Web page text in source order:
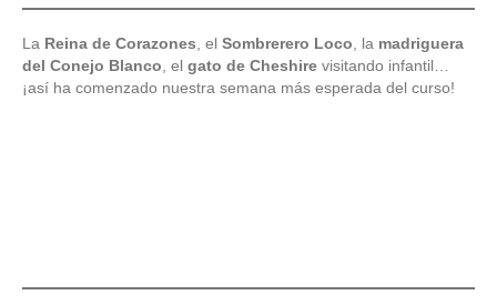
La Reina de Corazones , el Sombrerero Loco , la madriguera
del Conejo Blanco , el gato de Cheshire visitando infantil…
¡así ha comenzado nuestra semana más esperada del curso!